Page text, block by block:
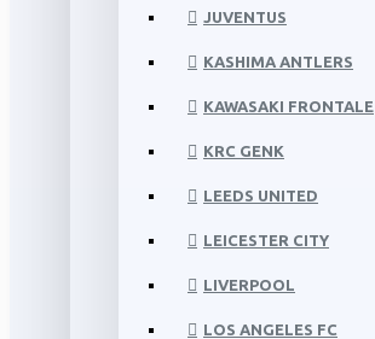
JUVENTUS
KASHIMA ANTLERS
KAWASAKI FRONTALE
KRC GENK
LEEDS UNITED
LEICESTER CITY
LIVERPOOL
LOS ANGELES FC